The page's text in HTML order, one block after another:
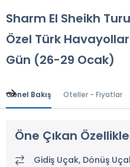
Sharm El Sheikh
Özel Türk
Gün (26-29 Ocak)
Genel Bakış Oteller - Fiyatlar
Öne Çıkan
Gidiş Uçak, Dönüş